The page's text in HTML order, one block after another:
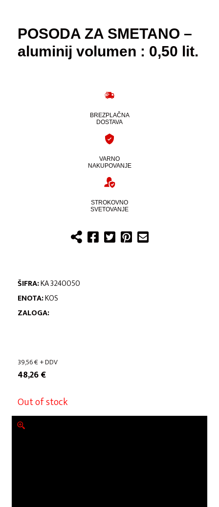
POSODA ZA SMETANO –
aluminij volumen : 0,50 lit.
BREZPLAČNA
DOSTAVA
VARNO
NAKUPOVANJE
STROKOVNO
SVETOVANJE
ŠIFRA:KA 3240050
ENOTA:KOS
ZALOGA:
39,56€+ DDV
48,26€
Out of stock